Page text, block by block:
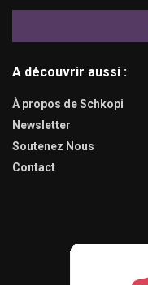
A découvrir aussi :
À propos de Schkopi
Newsletter
Soutenez Nous
Contact